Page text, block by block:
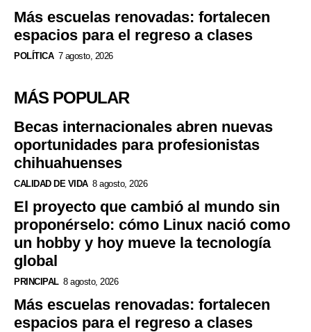
Más escuelas renovadas: fortalecen
espacios para el regreso a clases
POLÍTICA 7 agosto, 2026
MÁS POPULAR
Becas internacionales abren nuevas
oportunidades para profesionistas
chihuahuenses
CALIDAD DE VIDA 8 agosto, 2026
El proyecto que cambió al mundo sin
proponérselo: cómo Linux nació como
un hobby y hoy mueve la tecnología
global
PRINCIPAL 8 agosto, 2026
Más escuelas renovadas: fortalecen
espacios para el regreso a clases